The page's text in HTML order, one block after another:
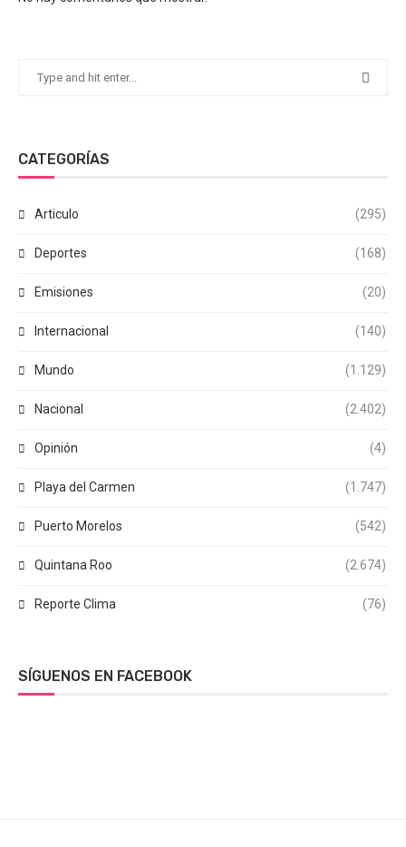
CATEGORÍAS
Articulo (295)
Deportes (168)
Emisiones (20)
Internacional (140)
Mundo (1.129)
Nacional (2.402)
Opinión (4)
Playa del Carmen (1.747)
Puerto Morelos (542)
Quintana Roo (2.674)
Reporte Clima (76)
SÍGUENOS EN FACEBOOK